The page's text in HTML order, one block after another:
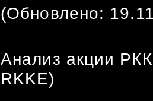
(Обновлено:
Анализ акции
RKKE)